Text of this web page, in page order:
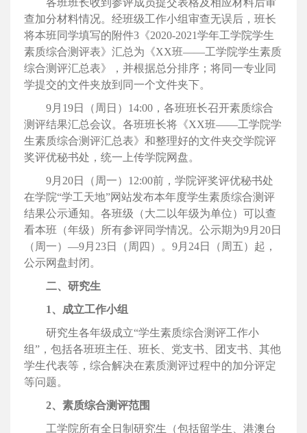
各班班长收到参评成员提交表格及相应材料后审
查加分材料情况。经班级工作小组审查无误后，班长
将本班同学填写的附件3《2020-2021学年工学院学生
素质综合测评表》汇总为《XX班——工学院学生素质
综合测评汇总表》，并根据总分排序；将同一专业同
学提交的文件夹放到同一个文件夹下。
9月19日（周日）14:00，各班班长召开素质综合
测评结果汇总会议。各班班长将《XX班——工学院学
生素质综合测评汇总表》和整理好的文件夹交学院评
奖评优秘书处，统一上传学院网盘。
9月20日（周一）12:00前，学院评奖评优秘书处
在学院“学工天地”网站发布本年度学生素质综合测评
结果公示通知。各班级（大二以年级为单位）可以查
看本班（年级）所有参评同学情况。公示期为9月20日
（周一）—9月23日（周四）。9月24日（周五）起，
公示网盘封闭。
二、研究生
1、成立工作小组
研究生各年级成立“学生素质综合测评工作小
组”，包括各班班主任、班长、党支书、团支书、其他
学生代表等，综合解决在素质测评过程中的加分评定
等问题。
2、素质综合测评范围
工学院所有全日制研究生（包括留学生、港澳台